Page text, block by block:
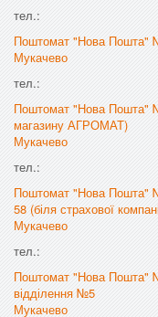
тел.:
Поштомат "Нова Пошта"
Мукачево
тел.:
Поштомат "Нова Пошта"
магазину АГРОМАТ)
Мукачево
тел.:
Поштомат "Нова Пошта"
58 (біля страхової
Мукачево
тел.:
Поштомат "Нова Пошта"
відділення №5
Мукачево